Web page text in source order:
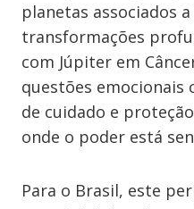
planetas associados
transformações
com Júpiter em
questões emocionais
de cuidado e
onde o poder está
Para o Brasil, este